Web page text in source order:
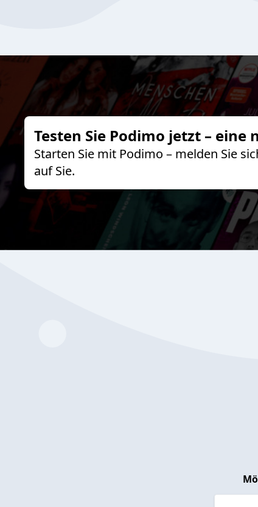
Testen Sie Podimo jetzt –
Starten Sie mit Podimo – melden Sie
auf Sie.